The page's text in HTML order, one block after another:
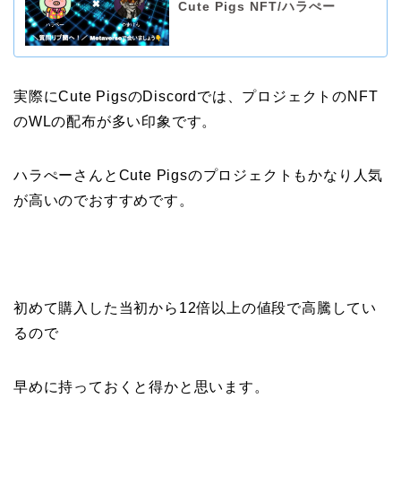
Cute Pigs NFT/ハラぺー
実際にCute PigsのDiscordでは、プロジェクトのNFT
のWLの配布が多い印象です。
ハラぺーさんとCute Pigsのプロジェクトもかなり人気
が高いのでおすすめです。
初めて購入した当初から12倍以上の値段で高騰してい
るので
早めに持っておくと得かと思います。